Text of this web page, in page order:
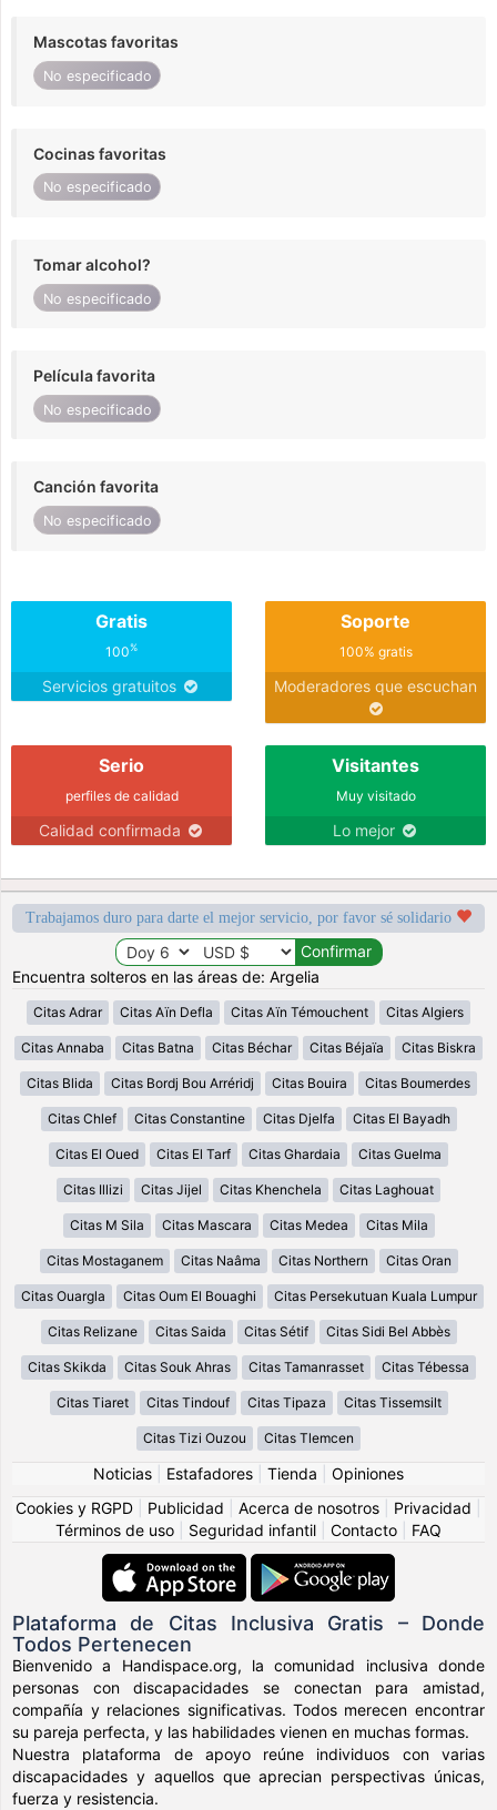
Mascotas favoritas
No especificado
Cocinas favoritas
No especificado
Tomar alcohol?
No especificado
Película favorita
No especificado
Canción favorita
No especificado
Gratis
100%
Servicios gratuitos
Soporte
100% gratis
Moderadores que escuchan
Serio
perfiles de calidad
Calidad confirmada
Visitantes
Muy visitado
Lo mejor
Trabajamos duro para darte el mejor servicio, por favor sé solidario
Encuentra solteros en las áreas de: Argelia
Citas Adrar Citas Aïn Defla Citas Aïn Témouchent Citas Algiers
Citas Annaba Citas Batna Citas Béchar Citas Béjaïa Citas Biskra
Citas Blida Citas Bordj Bou Arréridj Citas Bouira Citas Boumerdes
Citas Chlef Citas Constantine Citas Djelfa Citas El Bayadh
Citas El Oued Citas El Tarf Citas Ghardaia Citas Guelma
Citas Illizi Citas Jijel Citas Khenchela Citas Laghouat
Citas M Sila Citas Mascara Citas Medea Citas Mila
Citas Mostaganem Citas Naâma Citas Northern Citas Oran
Citas Ouargla Citas Oum El Bouaghi Citas Persekutuan Kuala Lumpur
Citas Relizane Citas Saida Citas Sétif Citas Sidi Bel Abbès
Citas Skikda Citas Souk Ahras Citas Tamanrasset Citas Tébessa
Citas Tiaret Citas Tindouf Citas Tipaza Citas Tissemsilt
Citas Tizi Ouzou Citas Tlemcen
Noticias Estafadores Tienda
Opiniones
Cookies y RGPD
Publicidad Acerca de nosotros Privacidad
Términos de uso
Seguridad infantil Contacto FAQ
Plataforma de Citas Inclusiva Gratis – Donde
Todos Pertenecen
Bienvenido a Handispace.org, la comunidad inclusiva donde
personas con discapacidades se conectan para amistad,
compañía y relaciones significativas. Todos merecen encontrar
su pareja perfecta, y las habilidades vienen en muchas formas.
Nuestra plataforma de apoyo reúne individuos con varias
discapacidades y aquellos que aprecian perspectivas únicas,
fuerza y resistencia.